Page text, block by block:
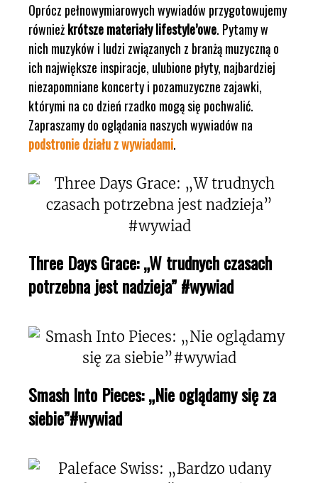
Oprócz pełnowymiarowych wywiadów przygotowujemy
równieżkrótsze materiały lifestyle’owe. Pytamy w
nich muzyków i ludzi związanych z branżą muzyczną o
ich największe inspiracje, ulubione płyty, najbardziej
niezapomniane koncerty i pozamuzyczne zajawki,
którymi na co dzień rzadko mogą się pochwalić.
Zapraszamy do oglądania naszych wywiadów na
podstronie działu z wywiadami.
Three Days Grace: „W trudnych czasach
potrzebna jest nadzieja” #wywiad
Smash Into Pieces: „Nie oglądamy się za
siebie”#wywiad